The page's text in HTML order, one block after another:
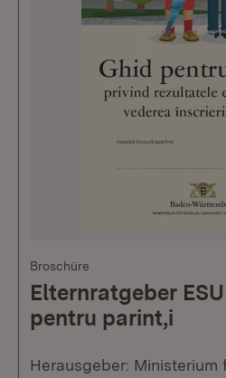
Broschüre
Elternratgeber
pentru parint,i
Herausgeber: Ministerium